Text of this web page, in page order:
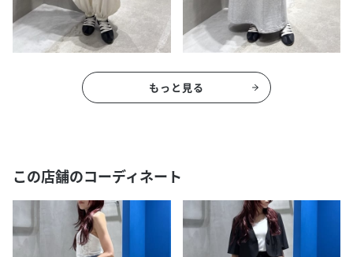
もっと見る
この店舗のコーディネート